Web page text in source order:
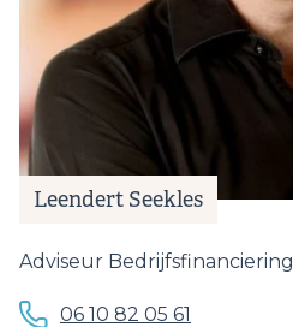
Leendert Seekles
Adviseur Bedrijfsfinanciering
06 10 82 05 61‬